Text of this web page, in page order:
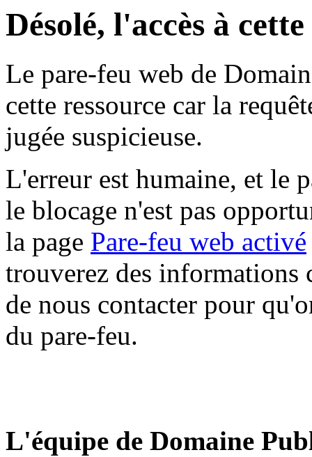
Désolé, l'accès à
Le pare-feu web de
cette ressource car la
jugée suspicieuse.
L'erreur est humaine, et le
le blocage n'est pas
la page Pare-feu web activé
trouverez des informations
de nous contacter pour
du pare-feu.
L'équipe de Domaine